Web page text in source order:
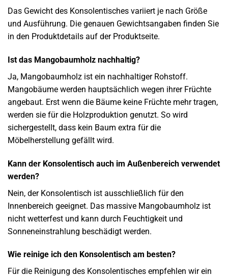
Das Gewicht des Konsolentisches variiert je nach Größe
und Ausführung. Die genauen Gewichtsangaben finden Sie
in den Produktdetails auf der Produktseite.
Ist das Mangobaumholz nachhaltig?
Ja, Mangobaumholz ist ein nachhaltiger Rohstoff.
Mangobäume werden hauptsächlich wegen ihrer Früchte
angebaut. Erst wenn die Bäume keine Früchte mehr tragen,
werden sie für die Holzproduktion genutzt. So wird
sichergestellt, dass kein Baum extra für die
Möbelherstellung gefällt wird.
Kann der Konsolentisch auch im Außenbereich verwendet
werden?
Nein, der Konsolentisch ist ausschließlich für den
Innenbereich geeignet. Das massive Mangobaumholz ist
nicht wetterfest und kann durch Feuchtigkeit und
Sonneneinstrahlung beschädigt werden.
Wie reinige ich den Konsolentisch am besten?
Für die Reinigung des Konsolentisches empfehlen wir ein